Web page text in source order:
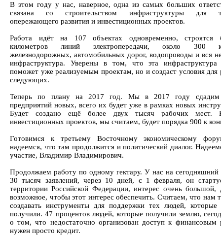
В этом году у нас, наверное, одна из самых больших
связана со строительством инфраструктуры для
опережающего развития и инвестиционных проектов.
Работа идёт на 107 объектах одновременно, строятся
километров линий электропередачи, около 300
железнодорожных, автомобильных дорог, водопроводы и вся
инфраструктура. Уверены в том, что эта инфраструктура
поможет уже реализуемым проектам, но и создаст условия для
следующих.
Теперь по плану на 2017 год. Мы в 2017 году сдадим
предприятий новых, всего их будет уже в рамках новых
Будет создано ещё более двух тысяч рабочих мест.
инвестиционных проектов, мы считаем, будет порядка 900 к
Готовимся к третьему Восточному экономическому
надеемся, что там продолжится и политический диалог.
участие, Владимир Владимирович.
Продолжаем работу по одному гектару. У нас на сегодняшний
30 тысяч заявлений, через 10 дней, с 1 февраля, он
территории Российской Федерации, интерес очень большой,
возможное, чтобы этот интерес обеспечить. Считаем, что нам
создавать инструменты для поддержки тех людей,
получили. 47 процентов людей, которые получили землю,
о том, что недостаточно организован доступ к финансовым
нужен просто кредит.